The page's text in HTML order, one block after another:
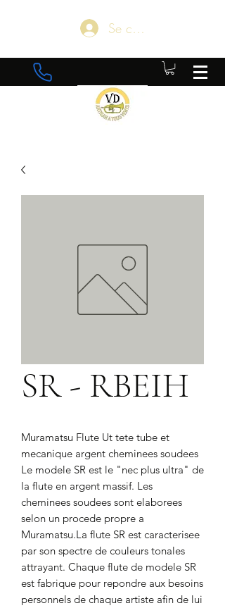
Se connecter
SR - RBEIH
Muramatsu Flute Ut tete tube et
mecanique argent cheminees soudees
Le modele SR est le "nec plus ultra" de
la flute en argent massif. Les
cheminees soudees sont elaborees
selon un procede propre a
Muramatsu.La flute SR est caracterisee
par son spectre de couleurs tonales
attrayant. Chaque flute de modele SR
est fabrique pour repondre aux besoins
personnels de chaque artiste afin de lui